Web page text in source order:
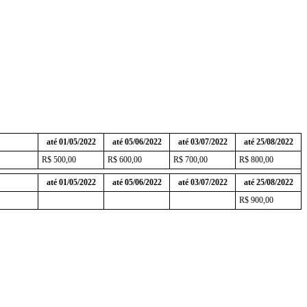
até 01/05/2022 até 05/06/2022 até 03/07/2022
até 25/08/2022
R$ 500,00
R$ 600,00 R$ 700,00 R$ 800,00
até 01/05/2022 até 05/06/2022 até 03/07/2022
até 25/08/2022
R$ 900,00